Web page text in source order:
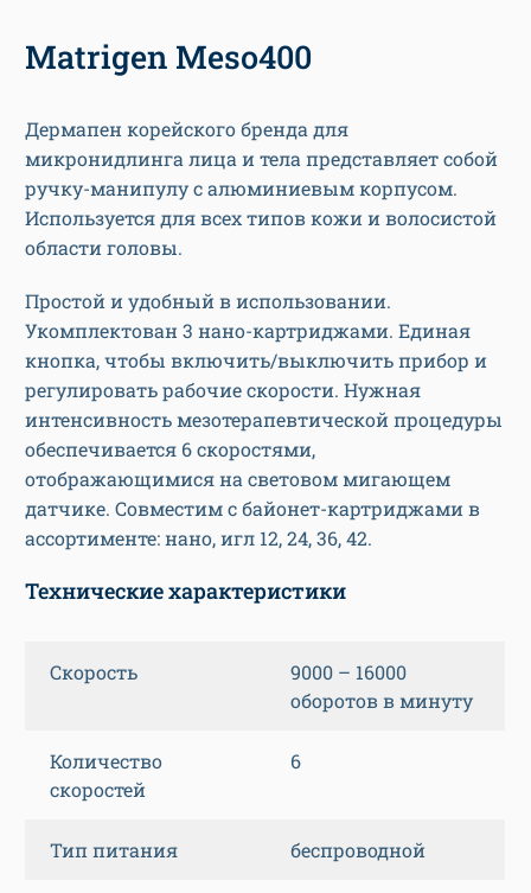
Matrigen Meso400
Дермапен корейского бренда для
микронидлинга лица и тела представляет собой
ручку-манипулу с алюминиевым корпусом.
Используется для всех типов кожи и волосистой
области головы.
Простой и удобный в использовании.
Укомплектован 3 нано-картриджами. Единая
кнопка, чтобы включить/выключить прибор и
регулировать рабочие скорости. Нужная
интенсивность мезотерапевтической процедуры
обеспечивается 6 скоростями,
отображающимися на световом мигающем
датчике. Совместим с байонет-картриджами в
ассортименте: нано, игл 12, 24, 36, 42.
Технические характеристики
Скорость
9000 – 16000
оборотов в минуту
Количество
скоростей
6
Тип питания беспроводной